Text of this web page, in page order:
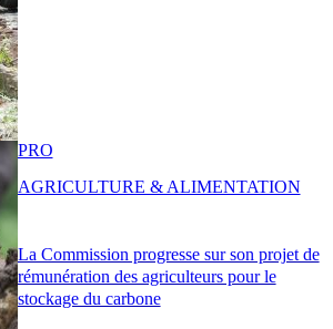
La Commission progresse sur son projet de
rémunération des agriculteurs pour le
stockage du carbone
PRO
AGRICULTURE & ALIMENTATION